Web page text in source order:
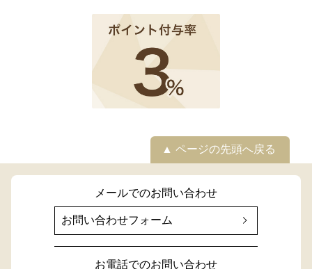
ページの先頭へ戻る
メールでのお問い合わせ
お問い合わせフォーム
お電話でのお問い合わせ